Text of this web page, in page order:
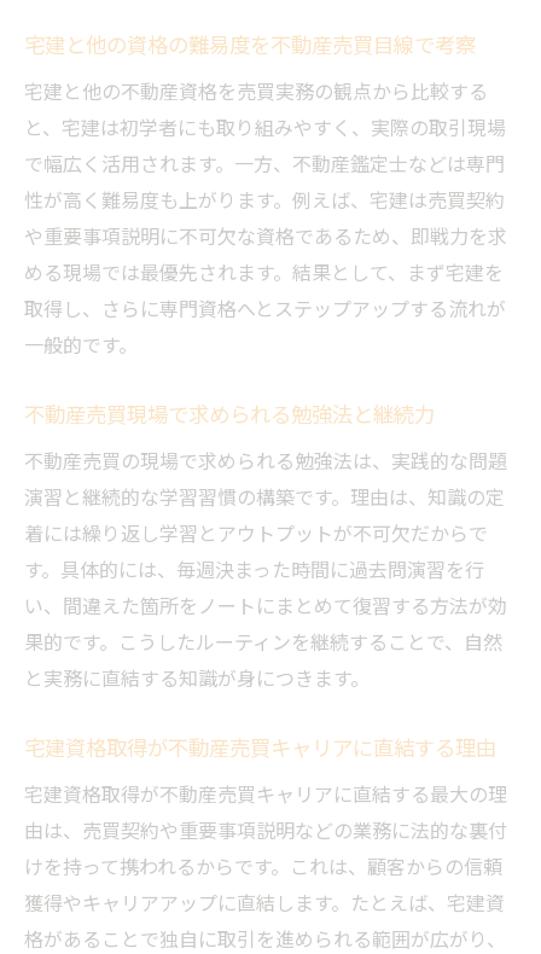
宅建と他の資格の難易度を不動産売買目線で考察
宅建と他の不動産資格を売買実務の観点から比較する
と、宅建は初学者にも取り組みやすく、実際の取引現場
で幅広く活用されます。一方、不動産鑑定士などは専門
性が高く難易度も上がります。例えば、宅建は売買契約
や重要事項説明に不可欠な資格であるため、即戦力を求
める現場では最優先されます。結果として、まず宅建を
取得し、さらに専門資格へとステップアップする流れが
一般的です。
不動産売買現場で求められる勉強法と継続力
不動産売買の現場で求められる勉強法は、実践的な問題
演習と継続的な学習習慣の構築です。理由は、知識の定
着には繰り返し学習とアウトプットが不可欠だからで
す。具体的には、毎週決まった時間に過去問演習を行
い、間違えた箇所をノートにまとめて復習する方法が効
果的です。こうしたルーティンを継続することで、自然
と実務に直結する知識が身につきます。
宅建資格取得が不動産売買キャリアに直結する理由
宅建資格取得が不動産売買キャリアに直結する最大の理
由は、売買契約や重要事項説明などの業務に法的な裏付
けを持って携われるからです。これは、顧客からの信頼
獲得やキャリアアップに直結します。たとえば、宅建資
格があることで独自に取引を進められる範囲が広がり、